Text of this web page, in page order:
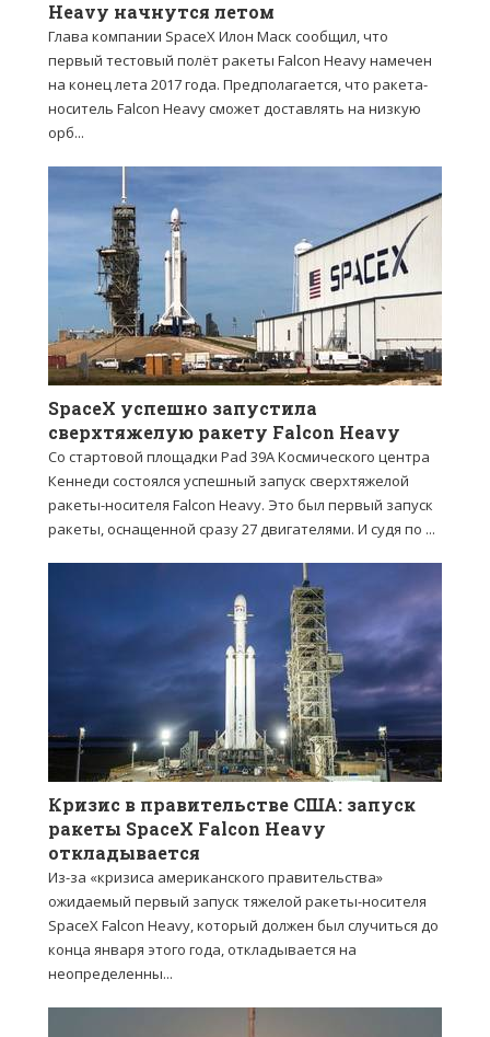
Heavy начнутся летом
Глава компании SpaceX Илон Маск сообщил, что
первый тестовый полёт ракеты Falcon Heavy намечен
на конец лета 2017 года. Предполагается, что ракета-
носитель Falcon Heavy сможет доставлять на низкую
орб...
SpaceX успешно запустила
сверхтяжелую ракету Falcon Heavy
Со стартовой площадки Pad 39A Космического центра
Кеннеди состоялся успешный запуск сверхтяжелой
ракеты-носителя Falcon Heavy. Это был первый запуск
ракеты, оснащенной сразу 27 двигателями. И судя по ...
Кризис в правительстве США: запуск
ракеты SpaceX Falcon Heavy
откладывается
Из-за «кризиса американского правительства»
ожидаемый первый запуск тяжелой ракеты-носителя
SpaceX Falcon Heavy, который должен был случиться до
конца января этого года, откладывается на
неопределенны...